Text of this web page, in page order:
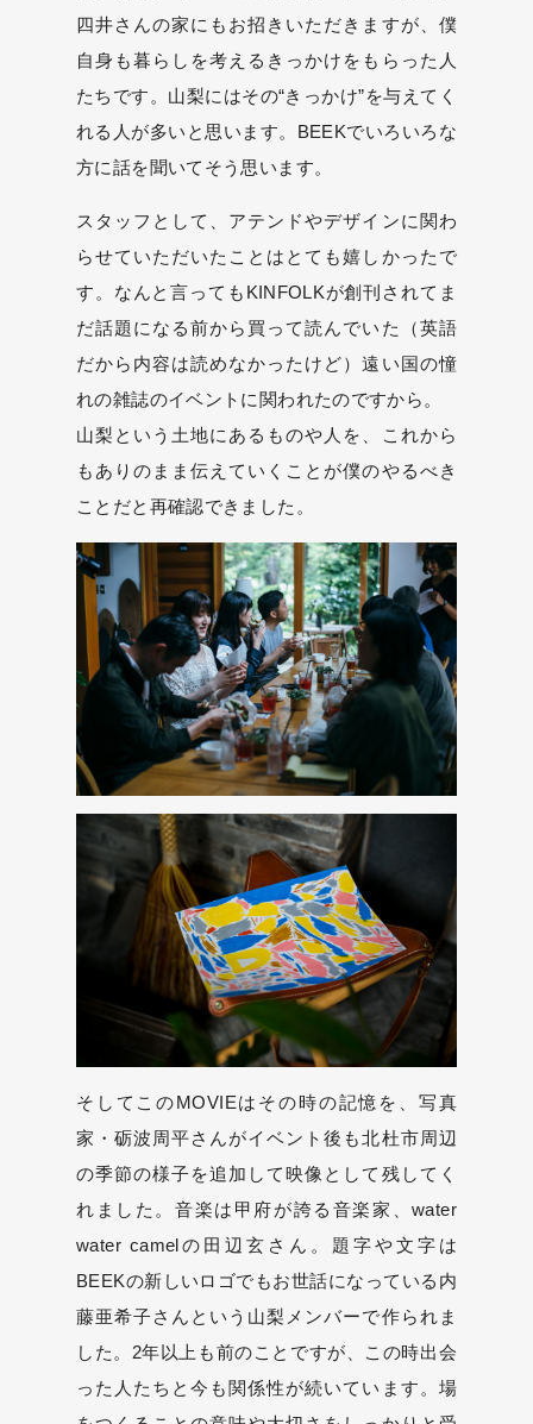
四井さんの家にもお招きいただきますが、僕
自身も暮らしを考えるきっかけをもらった人
たちです。山梨にはその“きっかけ”を与えてく
れる人が多いと思います。BEEKでいろいろな
方に話を聞いてそう思います。
スタッフとして、アテンドやデザインに関わ
らせていただいたことはとても嬉しかったで
す。なんと言ってもKINFOLKが創刊されてま
だ話題になる前から買って読んでいた（英語
だから内容は読めなかったけど）遠い国の憧
れの雑誌のイベントに関われたのですから。
山梨という土地にあるものや人を、これから
もありのまま伝えていくことが僕のやるべき
ことだと再確認できました。
そしてこのMOVIEはその時の記憶を、写真
家・砺波周平さんがイベント後も北杜市周辺
の季節の様子を追加して映像として残してく
れました。音楽は甲府が誇る音楽家、water
water camelの田辺玄さん。題字や文字は
BEEKの新しいロゴでもお世話になっている内
藤亜希子さんという山梨メンバーで作られま
した。2年以上も前のことですが、この時出会
った人たちと今も関係性が続いています。場